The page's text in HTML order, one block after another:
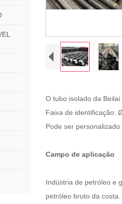
O tubo isolado da
Faixa de identificação:
Pode ser
Campo de aplicação
Indústria de petróleo e
petróleo bruto da costa.